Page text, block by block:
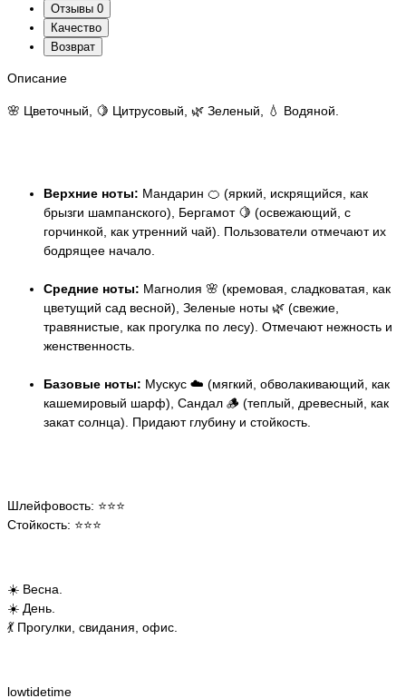
Отзывы 0
Качество
Возврат
Описание
🌸 Цветочный, 🍋 Цитрусовый, 🌿 Зеленый, 💧 Водяной.
Верхние ноты: Мандарин 🍊 (яркий, искрящийся, как
брызги шампанского), Бергамот 🍋 (освежающий, с
горчинкой, как утренний чай). Пользователи отмечают их
бодрящее начало.
Средние ноты: Магнолия 🌸 (кремовая, сладковатая, как
цветущий сад весной), Зеленые ноты 🌿 (свежие,
травянистые, как прогулка по лесу). Отмечают нежность и
женственность.
Базовые ноты: Мускус ☁️ (мягкий, обволакивающий, как
кашемировый шарф), Сандал 🪵 (теплый, древесный, как
закат солнца). Придают глубину и стойкость.
Шлейфовость: ⭐️⭐️⭐️
Стойкость: ⭐️⭐️⭐️
☀️ Весна.
☀️ День.
💃 Прогулки, свидания, офис.
lowtidetime